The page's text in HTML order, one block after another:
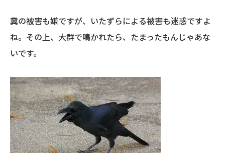
糞の被害も嫌ですが、いたずらによる被害も迷惑ですよ
ね。その上、大群で鳴かれたら、たまったもんじゃあな
いです。